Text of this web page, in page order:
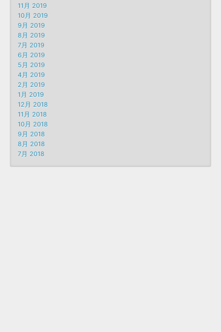
11月 2019
10月 2019
9月 2019
8月 2019
7月 2019
6月 2019
5月 2019
4月 2019
2月 2019
1月 2019
12月 2018
11月 2018
10月 2018
9月 2018
8月 2018
7月 2018